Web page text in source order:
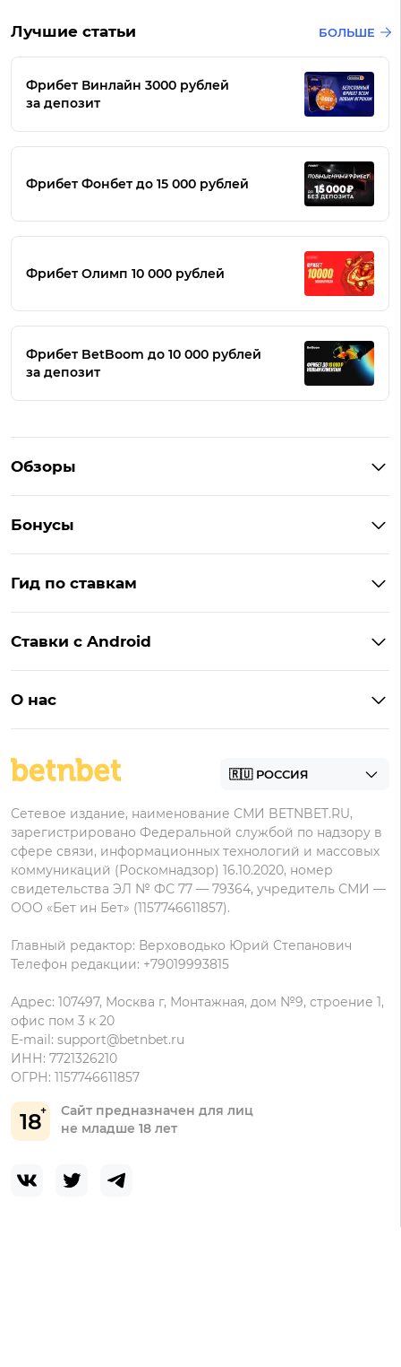
Лучшие статьи БОЛЬШЕ
Фрибет Винлайн 3000 рублей
за депозит
Фрибет Фонбет до 15 000 рублей
Фрибет Олимп 10 000 рублей
Фрибет BetBoom до 10 000 рублей
за депозит
Обзоры
BetBoom
Пари
Леон
Zenit
Бонусы
Бонусы BetBoom
Бонусы Леон
Гид по ставкам
БК для ставок с мобильного
Ставки с Android
Фонбет на Андроид
Олимп на Андроид
О нас
Пользовательское соглашение
данных
18
Сайт предназначен для лиц
не младше 18 лет
Сетевое издание, наименование СМИ BETNBET.RU,
зарегистрировано Федеральной службой по надзору в
сфере связи, информационных технологий и массовых
коммуникаций (Роскомнадзор) 16.10.2020, номер
свидетельства ЭЛ № ФС 77 — 79364, учредитель СМИ —
ООО «Бет ин Бет» (1157746611857).
Главный редактор: Верховодько Юрий Степанович
Телефон редакции: +79019993815
Адрес: 107497, Москва г, Монтажная, дом №9, строение 1,
офис пом 3 к 20
E-mail: support@betnbet.ru
ИНН: 7721326210
ОГРН: 1157746611857